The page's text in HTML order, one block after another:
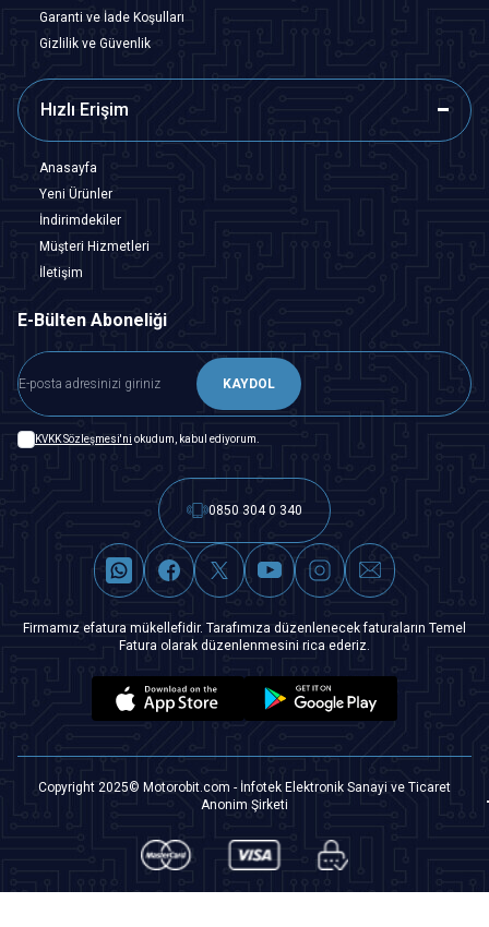
Garanti ve İade Koşulları
Gizlilik ve Güvenlik
Hızlı Erişim
Anasayfa
Yeni Ürünler
İndirimdekiler
Müşteri Hizmetleri
İletişim
E-Bülten Aboneliği
KAYDOL
KVKK Sözleşmesi'ni okudum, kabul ediyorum.
0850 304 0 340
Firmamız efatura mükellefidir. Tarafımıza düzenlenecek faturaların Temel
Fatura olarak düzenlenmesini rica ederiz.
Copyright 2025© Motorobit.com - İnfotek Elektronik Sanayi ve Ticaret
Anonim Şirketi